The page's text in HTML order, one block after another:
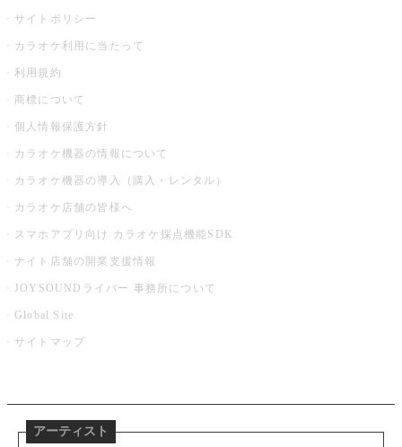
サイトポリシー
カラオケ利用に当たって
利用規約
商標について
個人情報保護方針
カラオケ機器の情報について
カラオケ機器の導入（購入・レンタル）
カラオケ店舗の皆様へ
スマホアプリ向け カラオケ採点機能SDK
ナイト店舗の開業支援情報
JOYSOUNDライバー 事務所について
Global Site
サイトマップ
アーティスト